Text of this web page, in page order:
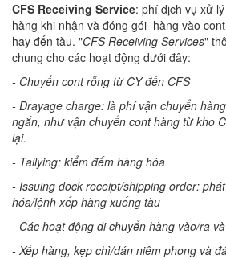
CFS Receiving Service: phí dịch vụ xử
hàng khi nhận và đóng gói hàng vào
hay đến tàu. "CFS Receiving Services"
chung cho các hoạt động dưới đây:
- Chuyển cont rỗng từ CY đến CFS
- Drayage charge: là phí vận chuyển
ngắn, như vận chuyển cont hàng từ kho
lại.
- Tallying: kiểm đếm hàng hóa
- Issuing dock receipt/shipping order:
hóa/lệnh xếp hàng xuống tàu
- Các hoạt động di chuyển hàng vào/ra
- Xếp hàng, kẹp chì/dán niêm phong và